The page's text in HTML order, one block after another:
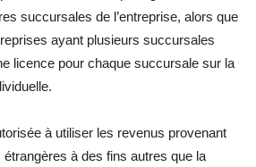
succursales de l’entreprise, alors que
ayant plusieurs succursales
licence pour chaque succursale sur la
à utiliser les revenus provenant
à des fins autres que la